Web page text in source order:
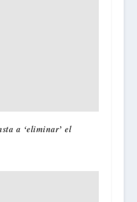
a ‘eliminar’ el